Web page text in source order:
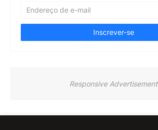
Responsive Advertisement